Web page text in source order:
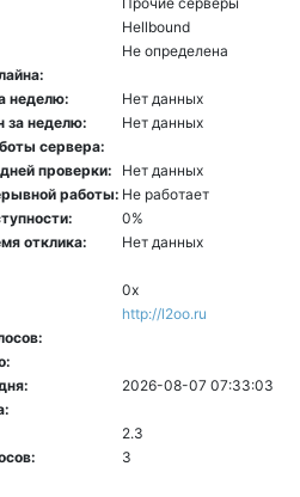
Hellbound
Не определена
неделю:
Нет данных
за неделю:
Нет данных
сервера:
проверки:
Нет данных
работы: Не работает
0%
отклика:
Нет данных
0x
http://l2oo.ru
2026-08-07 07:33:03
2.3
3